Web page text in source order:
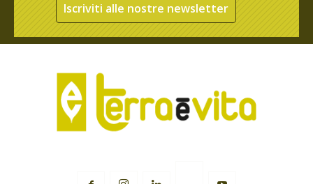
Iscriviti alle nostre newsletter